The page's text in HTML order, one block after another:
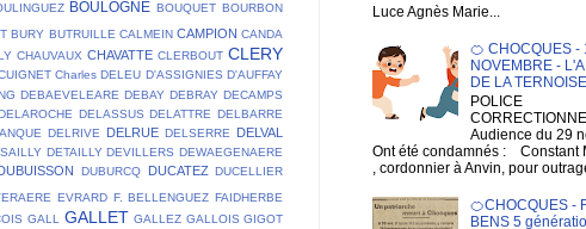
BOULOGNE BOUQUET BOURBON
BURY BUTRUILLE CALMEIN CAMPION CANDA
CHAUVAUX CHAVATTE CLERBOUT CLERY
Charles DELEU D'ASSIGNIES D'AUFFAY
DEBAEVELEARE DEBAY DEBRAY DECAMPS
DELASSUS DELATTRE DELBARRE
DELRIVE DELRUE DELSERRE DELVAL
DETAILLY DEVILLERS DEWAEGENAERE
DUBURCQ DUCATEZ DUCELLIER
EVRARD F. BELLENGUEZ FAIDHERBE
GALL GALLET GALLEZ GALLOIS GIGOT
Luce Agnès Marie...
🍊 CHOCQUES -
NOVEMBRE -
DE LA TERNOISE
POLICE
Audience du 29
Ont été condamnés : Constant
, cordonnier à Anvin, pour
🍊CHOCQUES -
BENS 5